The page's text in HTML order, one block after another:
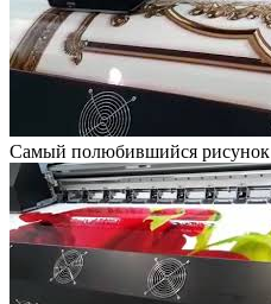
Самый полюбившийся рисунок